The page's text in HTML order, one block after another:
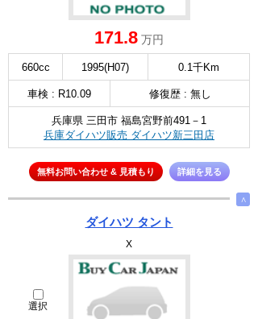
171.8 万円
660cc 1995(H07) 0.1千Km
車検 : R10.09 修復歴 : 無し
兵庫県 三田市 福島宮野前491－1
兵庫ダイハツ販売 ダイハツ新三田店
無料お問い合わせ & 見積もり 詳細を見る
∧
ダイハツ タント
X
選択